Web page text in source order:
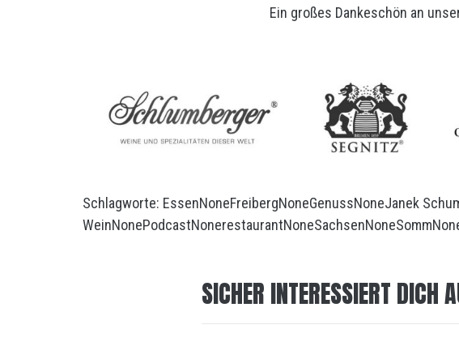
Ein großes Dankeschön an
Schlagworte: EssenNoneFreibergNoneGenussNoneJanek
WeinNonePodcastNonerestaurantNoneSachsenNoneSomm
SICHER INTERESSIERT DICH